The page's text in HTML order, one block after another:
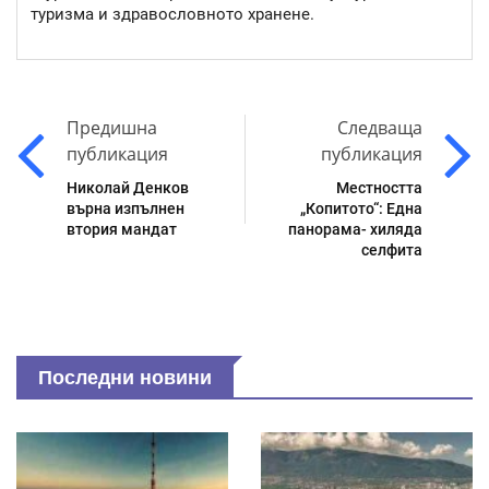
туризма и здравословното хранене.
Предишна
публикация
Николай Денков
върна изпълнен
втория мандат
Следваща
публикация
Местността
„Копитото“: Една
панорама- хиляда
селфита
Последни новини